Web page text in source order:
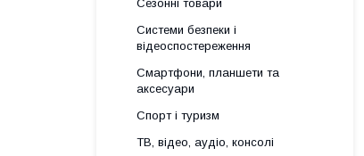
Сезонні товари
Системи безпеки і
відеоспостереження
Смартфони, планшети та
аксесуари
Спорт і туризм
ТВ, відео, аудіо, консолі